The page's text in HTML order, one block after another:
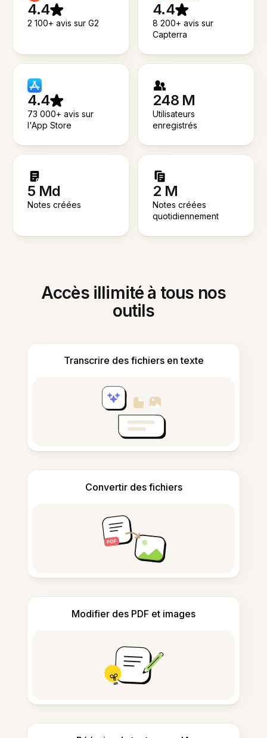
4.4
2 100+ avis sur G2
4.4
8 200+ avis sur
Capterra
4.4
73 000+ avis sur
l'App Store
248 M
Utilisateurs
enregistrés
5 Md
Notes créées
2 M
Notes créées
quotidiennement
Accès illimité à tous nos
outils
Transcrire des fichiers en texte
Convertir des fichiers
Modifier des PDF et images